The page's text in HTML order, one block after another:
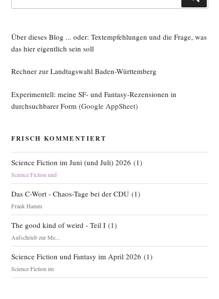
Über dieses Blog ... oder: Textempfehlungen und die Frage, was
das hier eigentlich sein soll
Rechner zur Landtagswahl Baden-Württemberg
Experimentell: meine SF- und Fantasy-Rezensionen in
durchsuchbarer Form (Google AppSheet)
FRISCH KOMMENTIERT
Science Fiction im Juni (und Juli) 2026 (1)
Science Fiction und
Das C-Wort - Chaos-Tage bei der CDU(1)
Frank Hamm
The good kind of weird - Teil I(1)
Aufschrieb zur Me...
Science Fiction und Fantasy im April 2026 (1)
Science Fiction im